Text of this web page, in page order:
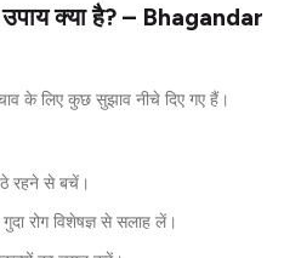
क्या है? – Bhagandar
के लिए कुछ सुझाव नीचे दिए गए हैं।
रहने से बचें।
रोग विशेषज्ञ से सलाह लें।